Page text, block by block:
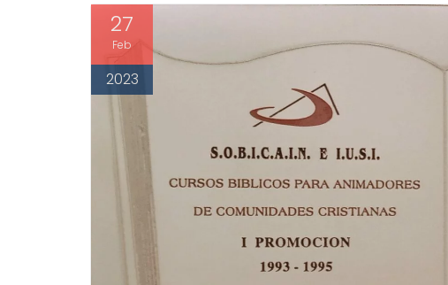
27
Feb
2023